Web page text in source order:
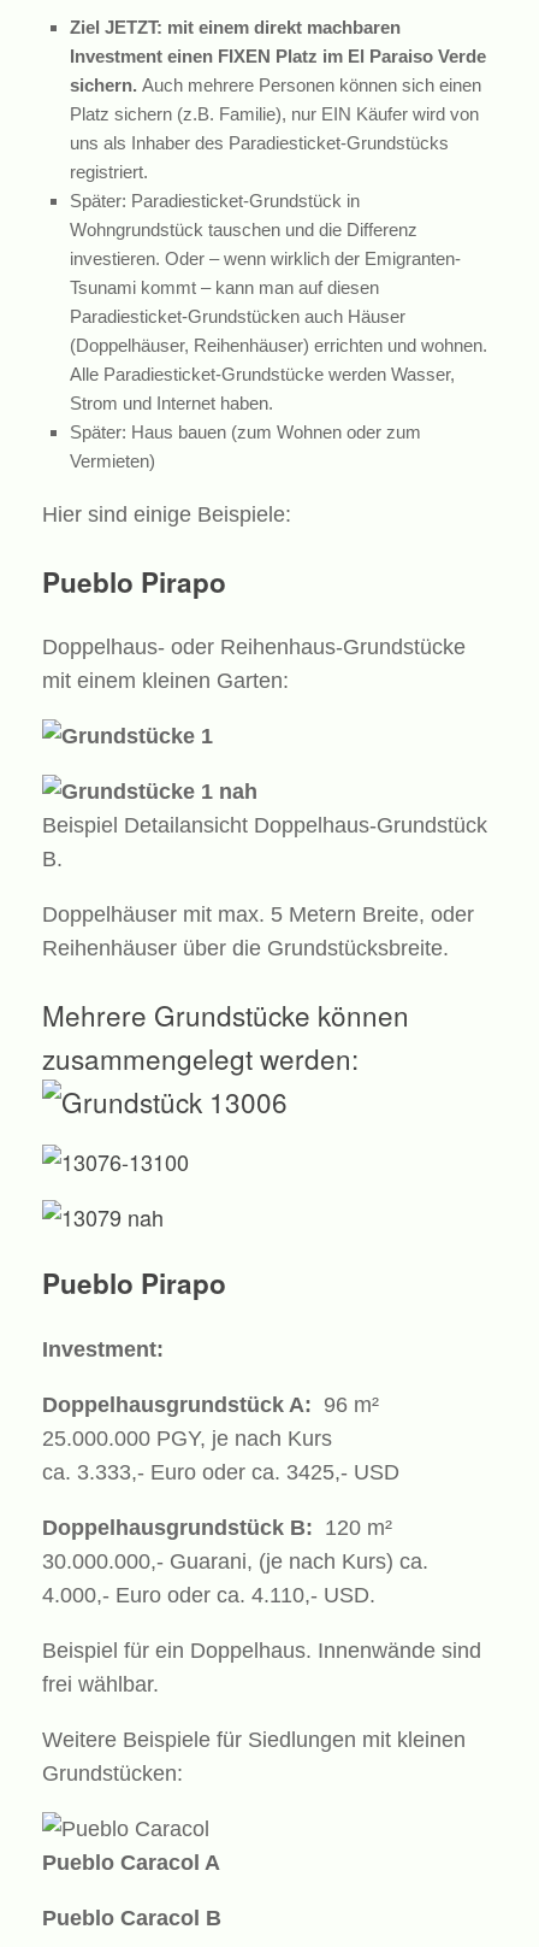
Ziel JETZT: mit einem direkt machbaren
Investment einen FIXEN Platz im El Paraiso Verde
sichern. Auch mehrere Personen können sich einen
Platz sichern (z.B. Familie), nur EIN Käufer wird von
uns als Inhaber des Paradiesticket-Grundstücks
registriert.
Später: Paradiesticket-Grundstück in
Wohngrundstück tauschen und die Differenz
investieren. Oder – wenn wirklich der Emigranten-
Tsunami kommt – kann man auf diesen
Paradiesticket-Grundstücken auch Häuser
(Doppelhäuser, Reihenhäuser) errichten und wohnen.
Alle Paradiesticket-Grundstücke werden Wasser,
Strom und Internet haben.
Später: Haus bauen (zum Wohnen oder zum
Vermieten)
Hier sind einige Beispiele:
Pueblo Pirapo
Doppelhaus- oder Reihenhaus-Grundstücke
mit einem kleinen Garten:
Beispiel Detailansicht Doppelhaus-Grundstück
B.
Doppelhäuser mit max. 5 Metern Breite, oder
Reihenhäuser über die Grundstücksbreite.
Mehrere Grundstücke können
zusammengelegt werden:
Pueblo Pirapo
Investment:
Doppelhausgrundstück A: 96 m²
25.000.000 PGY, je nach Kurs
ca. 3.333,- Euro oder ca. 3425,- USD
Doppelhausgrundstück B: 120 m²
30.000.000,- Guarani, (je nach Kurs) ca.
4.000,- Euro oder ca. 4.110,- USD.
Beispiel für ein Doppelhaus. Innenwände sind
frei wählbar.
Weitere Beispiele für Siedlungen mit kleinen
Grundstücken:
Pueblo Caracol A
Pueblo Caracol B